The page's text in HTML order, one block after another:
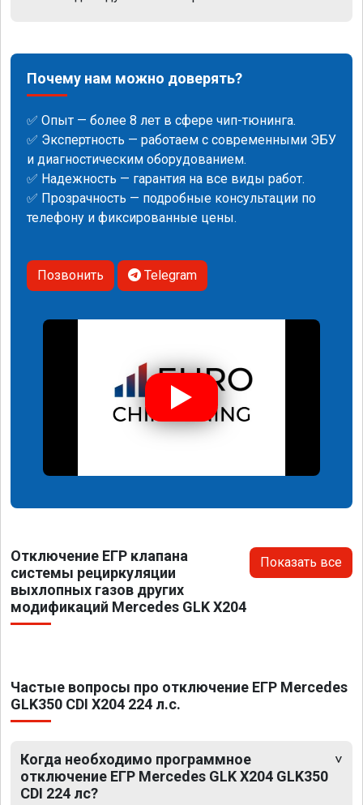
Почему нам можно доверять?
✅ Опыт — более 8 лет в сфере чип-тюнинга.
✅ Экспертность — работаем с современными ЭБУ
и диагностическим оборудованием.
✅ Надежность — гарантия на все виды работ.
✅ Прозрачность — подробные консультации по
телефону и фиксированные цены.
Позвонить Telegram
Отключение ЕГР клапана
системы рециркуляции
выхлопных газов других
модификаций Mercedes GLK X204
Показать все
Частые вопросы про отключение ЕГР Mercedes
GLK350 CDI X204 224 л.с.
Когда необходимо программное
отключение ЕГР Mercedes GLK X204 GLK350
CDI 224 лс?